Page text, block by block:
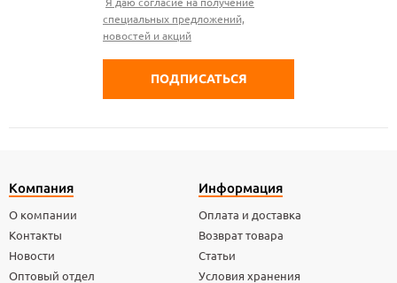
специальных предложений,
новостей и акций
Компания
О компании
Контакты
Новости
Оптовый отдел
Информация
Оплата и доставка
Возврат товара
Статьи
Условия хранения